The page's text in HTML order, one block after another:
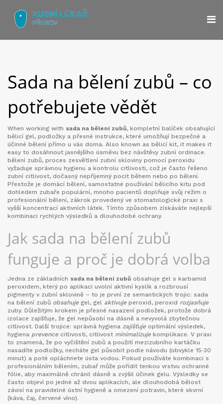
Sada na bělení zubů – co
potřebujete vědět
When working with sada na bělení zubů, kompletní balíček obsahující
bělicí gel, podložky a přesné instrukce, které umožňují bezpečné a
účinné bělení přímo u vás doma. Also known as bělicí kit, it makes it
easy to dosáhnout jasnějšího úsměvu bez návštěvy zubní ordinace.
bělení zubů, proces zesvětlení zubní skloviny pomocí peroxidu
vyžaduje správnou hygienu a kontrolu citlivosti, což je často řešeno
zubní citlivost, dočasný nepříjemný pocit během nebo po bělení.
Přestože je domácí bělení, samostatné používání bělicího kitu pod
dohledem zubaře populární, mnoho pacientů doplňuje svůj režim o
profesionální bělení, zákrok provedený ve stomatologické praxi s
vyšší koncentrací aktivních látek. Tímto způsobem získáváte nejlepší
kombinaci rychlých výsledků a dlouhodobé ochrany.
Jak sada na bělení zubů
funguje a proč je dobrá volba
Jedna ze základních sada na bělení zubů obsahuje gel s karbamid
peroxidem, který po aplikaci uvolní aktivní kyslík a rozbrousí
pigmenty v zubní sklovině – to je první ze semantických trojic: sada
na bělení zubů obsahujegel, gel aktivujeperoxid, peroxid rozjasňuje
zuby. Důležitým krokem je přesné nasazení podložek, protože dobrá
izolace zajišťuje, že gel nepůsobí na dásně a nevyvolá zbytečnou
citlivost. Další trojice: správná hygiena zajišťujeoptimální výsledek,
hygiena prevencecitlivosti, citlivost minimalizujekomplikace. V praxi
to znamená, že po vyčištění zubů a použití mezizubního kartáčku
nasadíte podložky, necháte gel působit podle návodu (obvykle 15‑30
minut) a poté opláchnete ústa vodou. Pokud používáte kombinaci s
profesionálním bělením, zubař může pořídit tenkou vrstvu ochranné
fólie, aby maximálně chránil dásně a zvýšil účinek gelu. Výsledky se
často objeví po jedné až dvou aplikacích, ale dlouhodobá bělost
závisí na pravidelné ústní hygieně a omezení potravin, které skvrní
(káva, čaj, červené víno).